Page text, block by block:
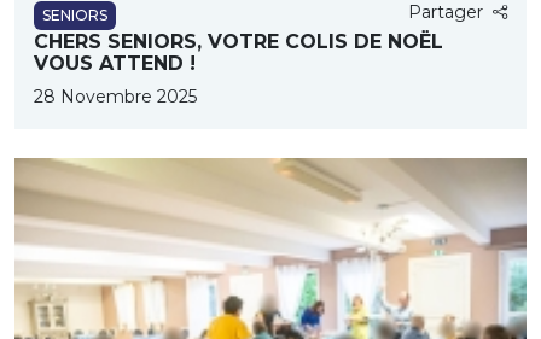
SENIORS Partager
CHERS SENIORS, VOTRE COLIS DE NOËL
VOUS ATTEND !
28 Novembre 2025